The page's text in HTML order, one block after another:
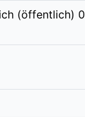
(öffentlich) 0